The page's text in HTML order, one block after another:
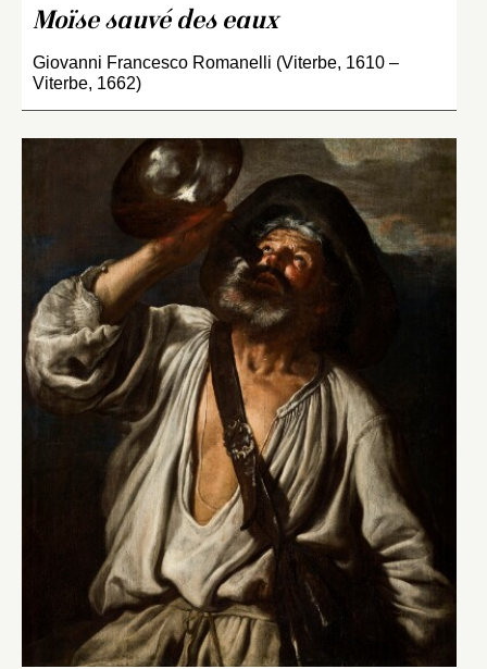
Moïse sauvé des eaux
Giovanni Francesco Romanelli (Viterbe, 1610 –
Viterbe, 1662)